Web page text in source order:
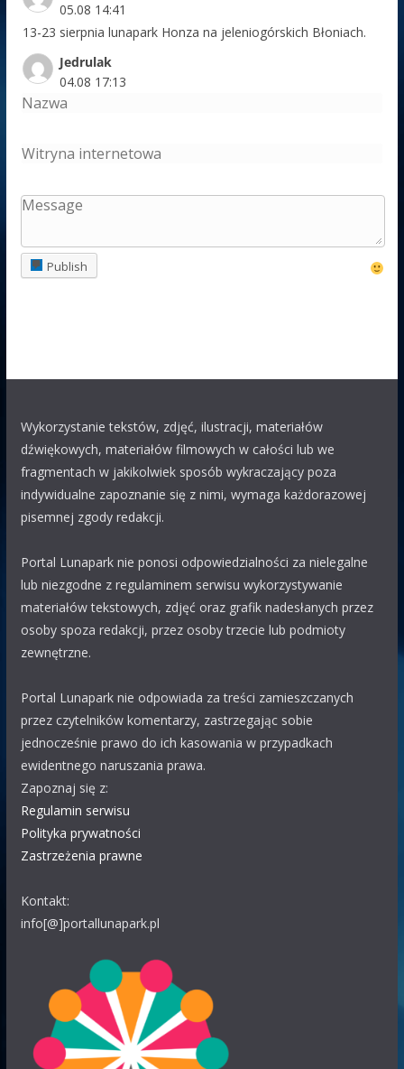
05.08 14:41
13-23 sierpnia lunapark Honza na jeleniogórskich Błoniach.
Jedrulak
04.08 17:13
ErykUstronie Morskie
03.08 12:02
koncertami w bliskiej okolicy .880994658 PLN wsch
03.08 10:08
Na jarmarku Podchalańskim w tym roku będzie sztos , dwa
WOJTEK
WOJTEKty jestes chory , czy coś z toba nie tak
?
eAK
29.07 08:31
Jest lunapark na parkingu M1 Marki koło Burger King.
Tabor: wahadło, ławeczka, łabędzie, autodrom i reszta dla
małych dzieci.
Polak63
28.07 21:55
WOJTEKbardzo dobrze że omijają, pozdrawiam
WOJTEK
28.07 00:46
WITAM SERDECZNIE POWIEDZCIE MI WSZYSCY SZCZERZĘ
CZEMU WSZYSTKIE LUNAPARKI I WESOŁYCH MIASTECZKO
OMIJAJĄ CAŁE ŻYCIE NOWY SĄCZ MALOPOLSKĘ
POZDRAWIAM WAS
Bari
25.07 12:55
Polak63
24.07 11:04
Sącz jak przyjedzie to przyjedzie the bill
BARTEK
24.07 06:21
Orientuje się ktoś gdzie teraz jest break dance lunaparku
Publish
Wykorzystanie tekstów, zdjęć, ilustracji, materiałów
dźwiękowych, materiałów filmowych w całości lub we
fragmentach w jakikolwiek sposób wykraczający poza
indywidualne zapoznanie się z nimi, wymaga każdorazowej
pisemnej zgody redakcji.
Portal Lunapark nie ponosi odpowiedzialności za nielegalne
lub niezgodne z regulaminem serwisu wykorzystywanie
materiałów tekstowych, zdjęć oraz grafik nadesłanych przez
osoby spoza redakcji, przez osoby trzecie lub podmioty
zewnętrzne.
Portal Lunapark nie odpowiada za treści zamieszczanych
przez czytelników komentarzy, zastrzegając sobie
jednocześnie prawo do ich kasowania w przypadkach
ewidentnego naruszania prawa.
Zapoznaj się z:
Regulamin serwisu
Polityka prywatności
Zastrzeżenia prawne
Kontakt:
info[@]portallunapark.pl